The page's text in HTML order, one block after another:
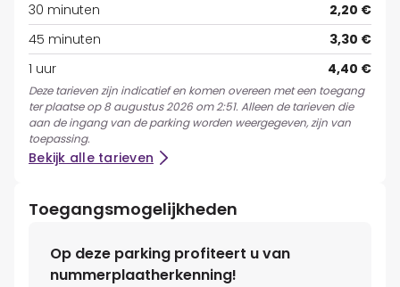
30 minuten
2,20 €
45 minuten
3,30 €
1 uur
4,40 €
Deze tarieven zijn indicatief en komen overeen met een toegang
ter plaatse op 8 augustus 2026 om 2:51. Alleen de tarieven die
aan de ingang van de parking worden weergegeven, zijn van
toepassing.
Bekijk alle tarieven
Toegangsmogelijkheden
Op deze parking profiteert u van
nummerplaatherkenning!